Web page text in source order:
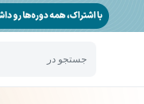
جستجو در